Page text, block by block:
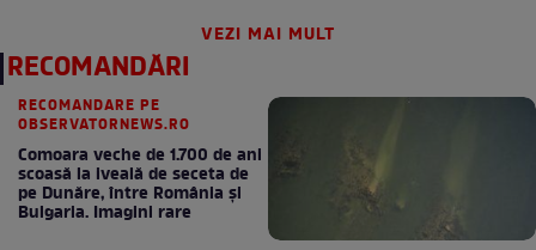
VEZI MAI MULT
RECOMANDĂRI
RECOMANDARE PE
OBSERVATORNEWS.RO
Comoara veche de 1.700 de ani
scoasă la iveală de seceta de
pe Dunăre, între România şi
Bulgaria. Imagini rare